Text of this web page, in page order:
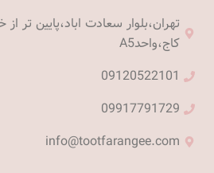
تهران،بلوار سعادت اباد،پایین تر
کاج،واحدA5
09120522101
09917791729
info@tootfarangee.com